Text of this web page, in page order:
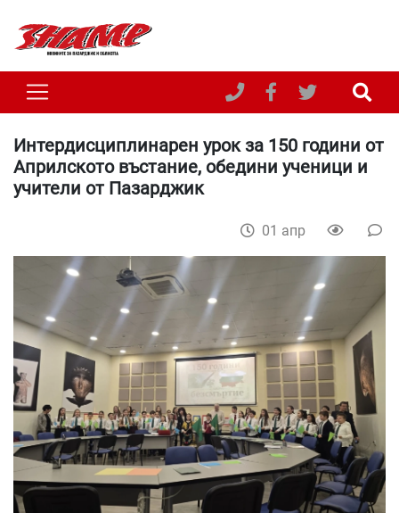
Интердисциплинарен урок за 150 години от
Априлското въстание, обедини ученици и
учители от Пазарджик
01 апр